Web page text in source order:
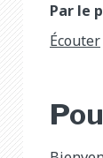
Par le
Écouter